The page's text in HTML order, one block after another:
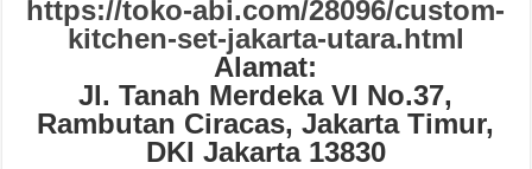
https://toko-abi.com/28096/custom-
kitchen-set-jakarta-utara.html
Alamat:
Jl. Tanah Merdeka VI No.37,
Rambutan Ciracas, Jakarta Timur,
DKI Jakarta 13830